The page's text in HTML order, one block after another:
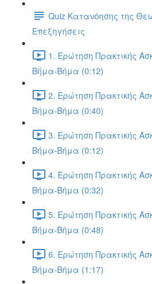
Quiz Κατανόησης της
Επεξηγήσεις
1. Ερώτηση Πρακτικής
Βήμα-Βήμα (0:12)
2. Ερώτηση Πρακτικής
Βήμα-Βήμα (0:40)
3. Ερώτηση Πρακτικής
Βήμα-Βήμα (0:12)
4. Ερώτηση Πρακτικής
Βήμα-Βήμα (0:32)
5. Ερώτηση Πρακτικής
Βήμα-Βήμα (0:48)
6. Ερώτηση Πρακτικής
Βήμα-Βήμα (1:17)